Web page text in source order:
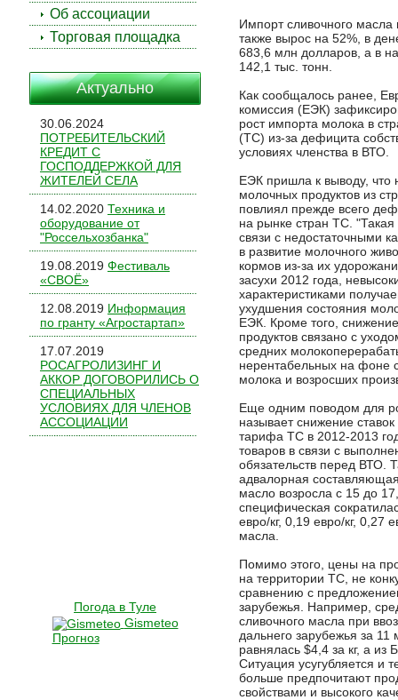
Импорт сливочного
также вырос на 52%, в
683,6 млн долларов, а в
142,1 тыс. тонн.
Как сообщалось ранее,
комиссия (ЕЭК)
рост импорта молока в
(ТС) из-за дефицита
условиях членства в ВТО.
ЕЭК пришла к выводу, что
молочных продуктов из
повлиял прежде всего
на рынке стран ТС. "Такая
связи с недостаточными
в развитие молочного
кормов из-за их
засухи 2012 года,
характеристиками
ухудшения состояния
ЕЭК. Кроме того,
продуктов связано с
средних
нерентабельных на фоне
молока и возросших
Еще одним поводом для
называет снижение
тарифа ТС в 2012-2013
товаров в связи с
обязательств перед ВТО.
адвалорная
масло возросла с 15 до
специфическая
евро/кг, 0,19 евро/кг, 0,27
масла.
Помимо этого, цены на
на территории ТС, не
сравнению с
зарубежья. Например,
сливочного масла при
дальнего зарубежья за 11
равнялась $4,4 за кг, а из
Ситуация усугубляется и
больше предпочитают
свойствами и высокого
Об ассоциации
Торговая площадка
Актуально
30.06.2024
ПОТРЕБИТЕЛЬСКИЙ
КРЕДИТ С
ГОСПОДДЕРЖКОЙ ДЛЯ
ЖИТЕЛЕЙ СЕЛА
14.02.2020 Техника и
оборудование от
"Россельхозбанка"
19.08.2019 Фестиваль
«СВОЁ»
12.08.2019 Информация
по гранту «Агростартап»
17.07.2019
РОСАГРОЛИЗИНГ И
АККОР ДОГОВОРИЛИСЬ О
СПЕЦИАЛЬНЫХ
УСЛОВИЯХ ДЛЯ ЧЛЕНОВ
АССОЦИАЦИИ
Погода в Туле
Gismeteo
Прогноз